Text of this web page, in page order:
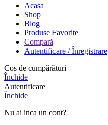
Acasa
Shop
Blog
Produse Favorite
Compară
Autentificare / Înregistrare
Cos de cumpărături
Închide
Autentificare
Închide
Nu ai inca un cont?